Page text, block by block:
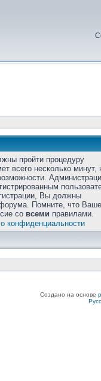
пройти процедуру
всего несколько минут,
Вы должны
Помните, что Ваше
со всеми правилами.
конфиденциальности
Создано на основе